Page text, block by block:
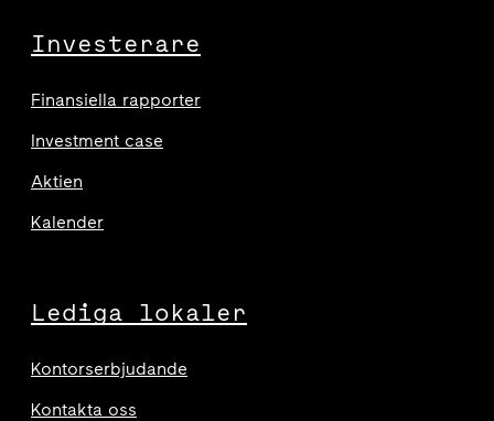
Investerare
Finansiella rapporter
Investment case
Aktien
Kalender
Lediga lokaler
Kontorserbjudande
Kontakta oss